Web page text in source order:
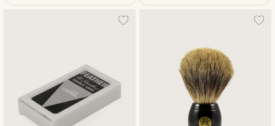
Madala hind
Kõrgeim hind